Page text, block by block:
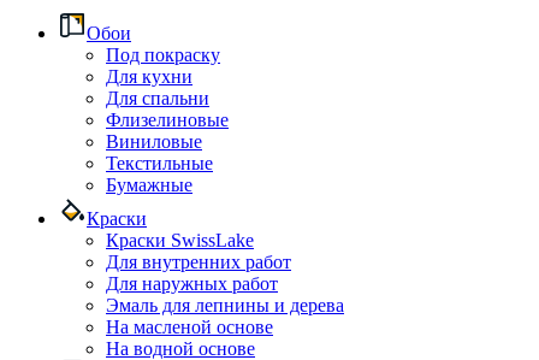
Обои
Под покраску
Для кухни
Для спальни
Флизелиновые
Виниловые
Текстильные
Бумажные
Краски
Краски SwissLake
Для внутренних работ
Для наружных работ
Эмаль для лепнины и дерева
На масленой основе
На водной основе